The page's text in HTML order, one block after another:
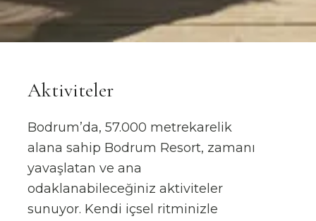
Aktiviteler
Bodrum’da, 57.000 metrekarelik
alana sahip Bodrum Resort, zamanı
yavaşlatan ve ana
odaklanabileceğiniz aktiviteler
sunuyor. Kendi içsel ritminizle